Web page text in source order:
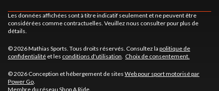
Les données affichées sont à titre indicatif seulement et ne peuvent être
considérées comme contractuelles. Veuillez nous consulter pour plus de
détails.
© 2026 Mathias Sports. Tous droits réservés. Consultez la politique de
confidentialité et les conditions d'utilisation. Choix de consentement.
© 2026 Conception et hébergement de sites Web pour sport motorisé par
Power Go.
Membre du réseau Shop A Ride